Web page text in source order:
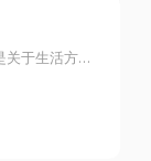
车迷天地，不止是关于汽车的讨论，更是关于生活方式、激情与梦想的分享。